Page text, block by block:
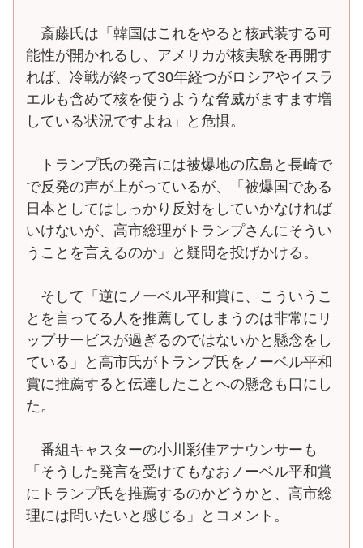
斎藤氏は「韓国はこれをやると核武装する可
能性が開かれるし、アメリカが核実験を再開す
れば、冷戦が終って30年経つがロシアやイスラ
エルも含めて核を使うような脅威がますます増
している状況ですよね」と危惧。
トランプ氏の発言には被爆地の広島と長崎で
で反発の声が上がっているが、「被爆国である
日本としてはしっかり反対をしていかなければ
いけないが、高市総理がトランプさんにそうい
うことを言えるのか」と疑問を投げかける。
そして「逆にノーベル平和賞に、こういうこ
とを言ってる人を推薦してしまうのは非常にリ
ップサービスが過ぎるのではないかと懸念をし
ている」と高市氏がトランプ氏をノーベル平和
賞に推薦すると伝達したことへの懸念も口にし
た。
番組キャスターの小川彩佳アナウンサーも
「そうした発言を受けてもなおノーベル平和賞
にトランプ氏を推薦するのかどうかと、高市総
理には問いたいと感じる」とコメント。